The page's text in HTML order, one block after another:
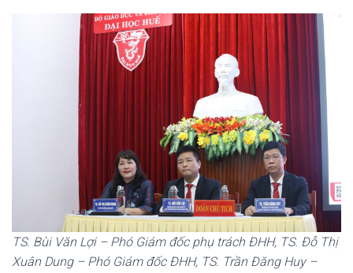
TS. Bùi Văn Lợi – Phó Giám đốc phụ trách ĐHH, TS. Đỗ Thị
Xuân Dung – Phó Giám đốc ĐHH, TS. Trần Đăng Huy –